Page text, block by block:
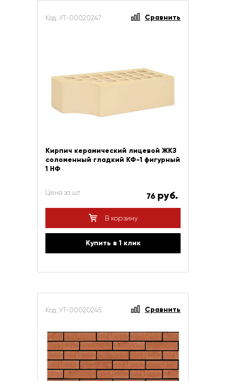
Код: УТ-00020247 Сравнить
Кирпич керамический лицевой ЖКЗ
соломенный гладкий КФ-1 фигурный
1 НФ
Цена за шт 76 руб.
В корзину
Купить в 1 клик
Код: УТ-00020245 Сравнить